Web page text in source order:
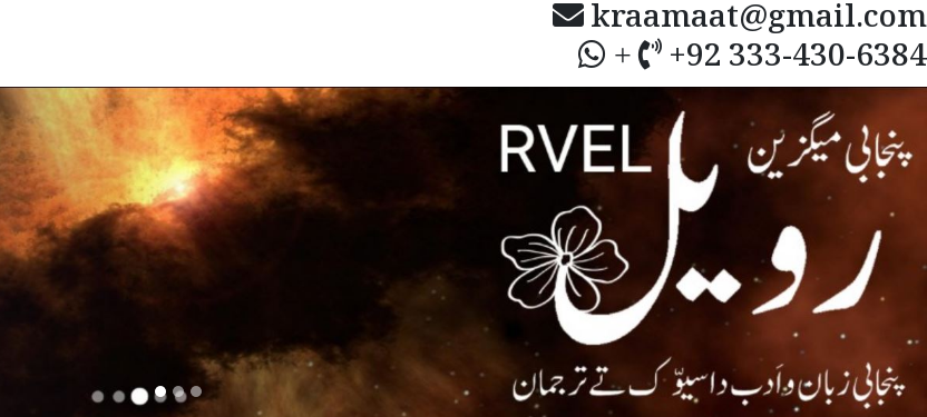
kraamaat@gmail.com
+ +92 333-430-6384